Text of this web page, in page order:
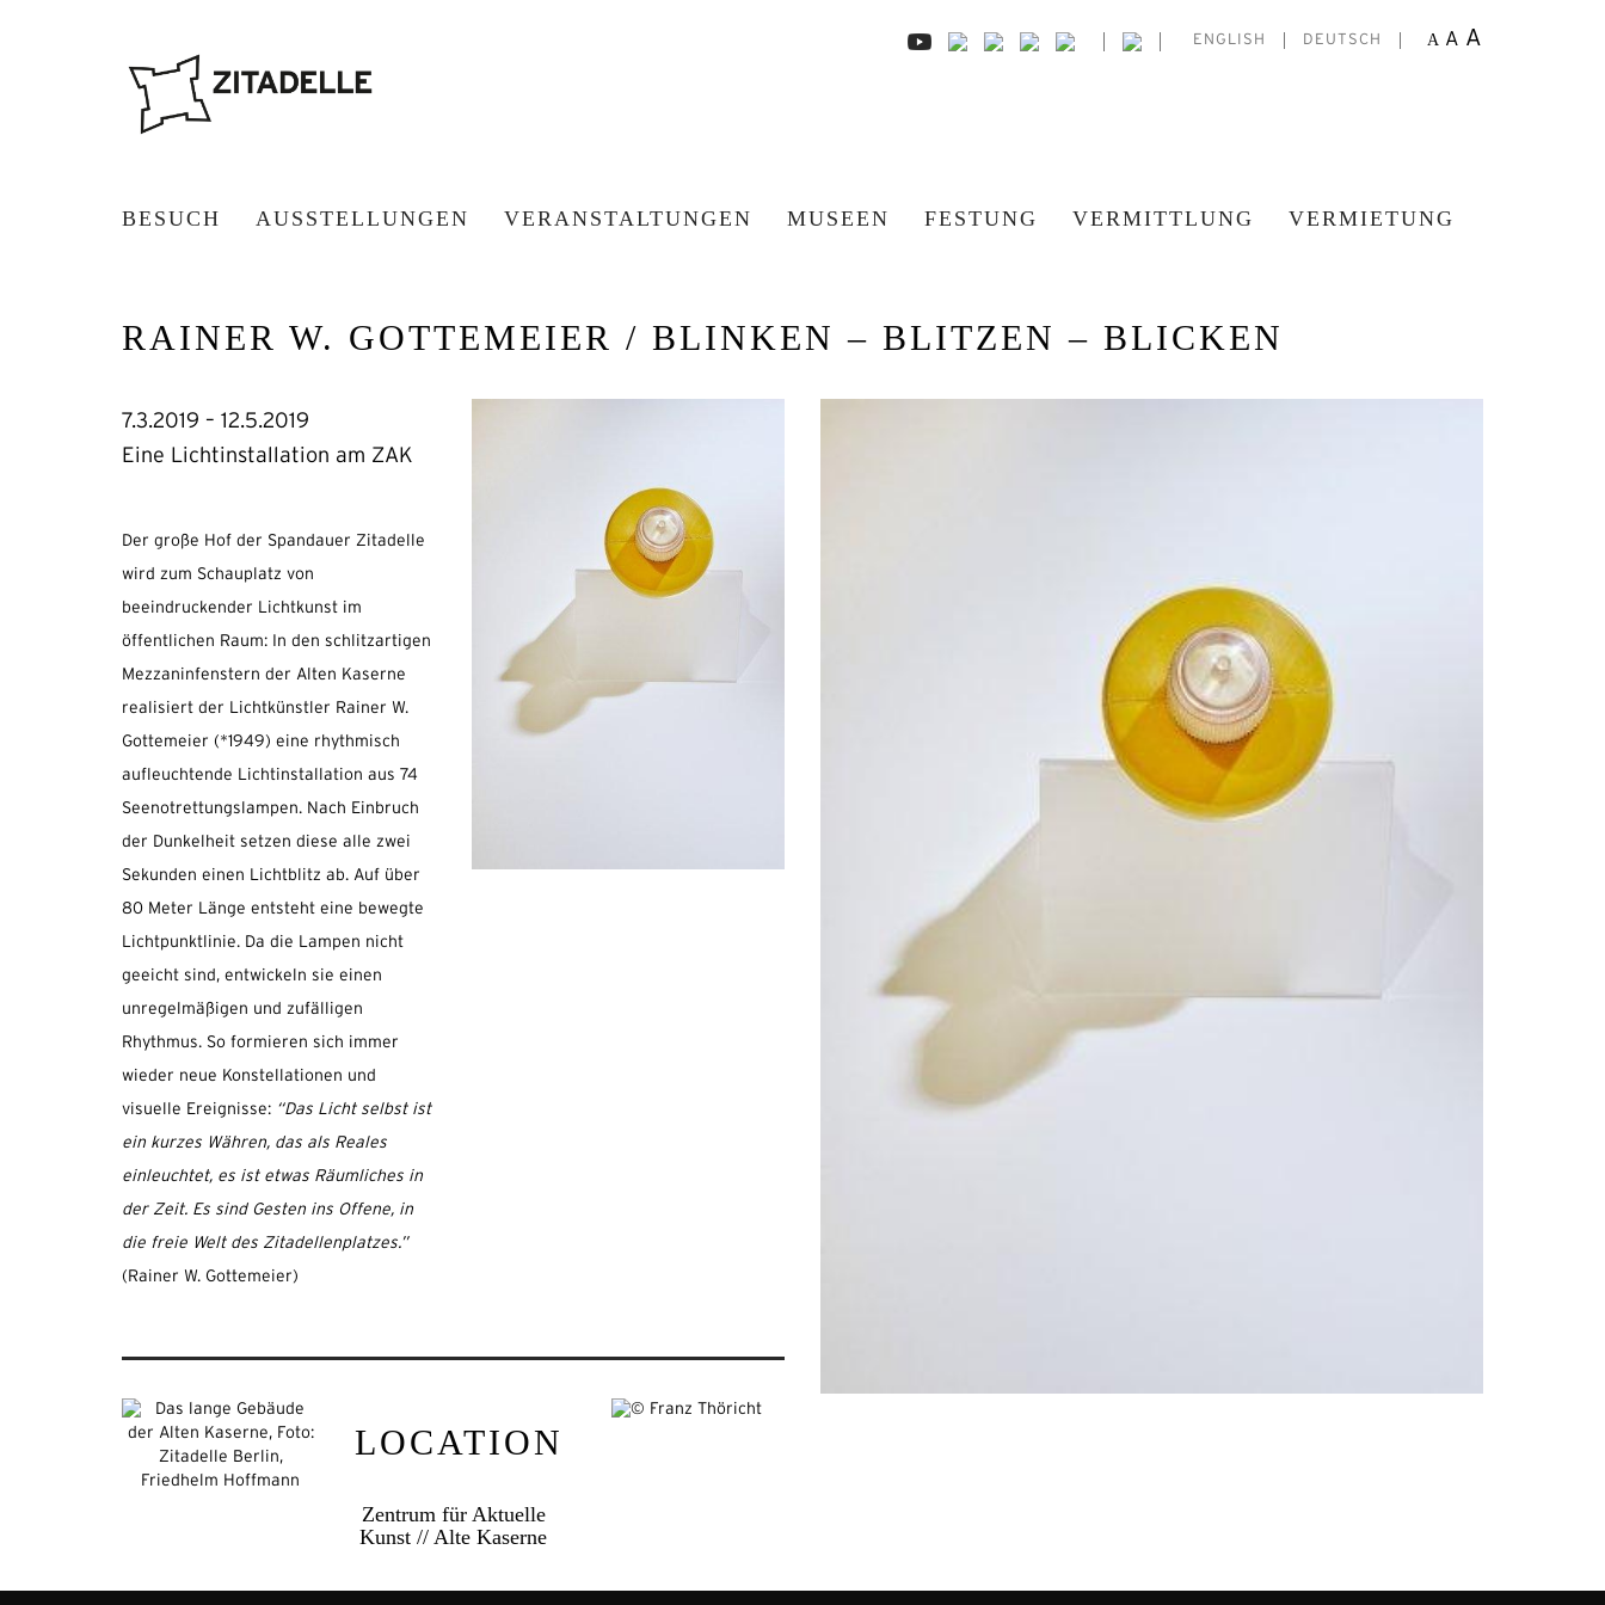
ENGLISH DEUTSCH A A A
BESUCH AUSSTELLUNGEN VERANSTALTUNGEN MUSEEN FESTUNG VERMITTLUNG VERMIETUNG
RAINER W. GOTTEMEIER / BLINKEN – BLITZEN – BLICKEN
7.3.2019 – 12.5.2019
Eine Lichtinstallation am ZAK
Der große Hof der Spandauer Zitadelle
wird zum Schauplatz von
beeindruckender Lichtkunst im
öffentlichen Raum: In den schlitzartigen
Mezzaninfenstern der Alten Kaserne
realisiert der Lichtkünstler Rainer W.
Gottemeier (*1949) eine rhythmisch
aufleuchtende Lichtinstallation aus 74
Seenotrettungslampen. Nach Einbruch
der Dunkelheit setzen diese alle zwei
Sekunden einen Lichtblitz ab. Auf über
80 Meter Länge entsteht eine bewegte
Lichtpunktlinie. Da die Lampen nicht
geeicht sind, entwickeln sie einen
unregelmäßigen und zufälligen
Rhythmus. So formieren sich immer
wieder neue Konstellationen und
visuelle Ereignisse: “Das Licht selbst ist
ein kurzes Währen, das als Reales
einleuchtet, es ist etwas Räumliches in
der Zeit. Es sind Gesten ins Offene, in
die freie Welt des Zitadellenplatzes.”
(Rainer W. Gottemeier)
LOCATION
Zentrum für Aktuelle
Kunst // Alte Kaserne